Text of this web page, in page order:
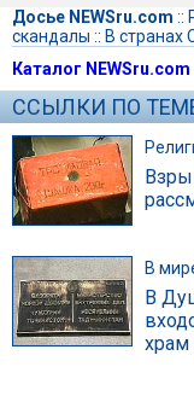
Досье NEWSru.com ::
скандалы :: В странах
Каталог NEWSru.com
ССЫЛКИ ПО
В
В
храм